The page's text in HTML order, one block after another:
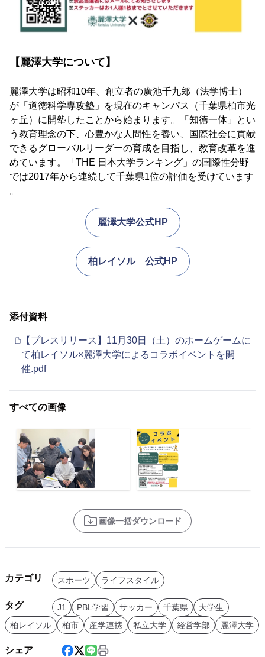
【麗澤大学について】
麗澤大学は昭和10年、創立者の廣池千九郎（法学博士）
が「道徳科学専攻塾」を現在のキャンパス（千葉県柏市光
ヶ丘）に開塾したことから始まります。「知徳一体」とい
う教育理念の下、心豊かな人間性を養い、国際社会に貢献
できるグローバルリーダーの育成を目指し、教育改革を進
めています。「THE 日本大学ランキング」の国際性分野
では2017年から連続して千葉県1位の評価を受けています
。
麗澤大学公式HP
柏レイソル 公式HP
添付資料
【プレスリリース】11月30日（土）のホームゲームに
て柏レイソル×麗澤大学によるコラボイベントを開
催.pdf
すべての画像
画像一括ダウンロード
カテゴリ スポーツ ライフスタイル
タグ J1 PBL学習 サッカー 千葉県
大学生
柏レイソル
柏市 産学連携 私立大学 経営学部 麗澤大学
シェア